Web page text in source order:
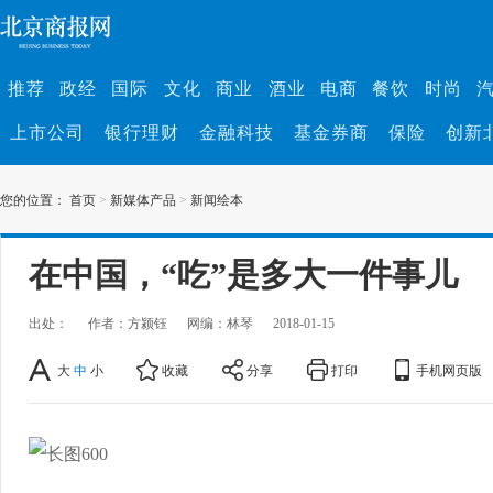
推荐 政经 国际 文化 商业 酒业 电商 餐饮 时尚
上市公司 银行理财 金融科技 基金券商 保险 创新
您的位置： 首页 > 新媒体产品 > 新闻绘本
在中国，“吃”是多大一件事儿
出处： 作者：方颍钰 网编：林琴 2018-01-15
大 中 小 收藏 分享 打印 手机网页版